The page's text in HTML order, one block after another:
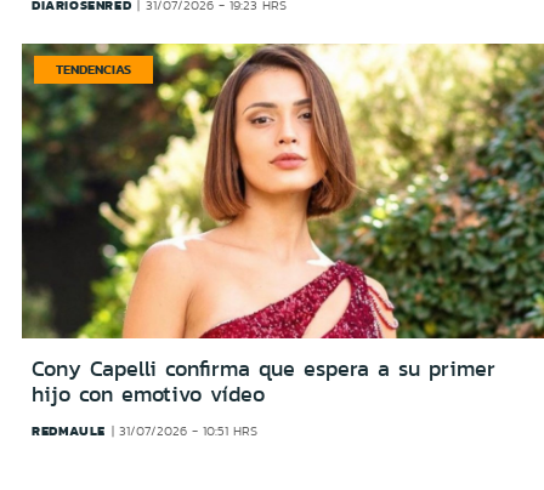
DIARIOSENRED 31/07/2026 - 19:23 HRS
TENDENCIAS
Cony Capelli confirma que espera a su primer
hijo con emotivo vídeo
REDMAULE 31/07/2026 - 10:51 HRS